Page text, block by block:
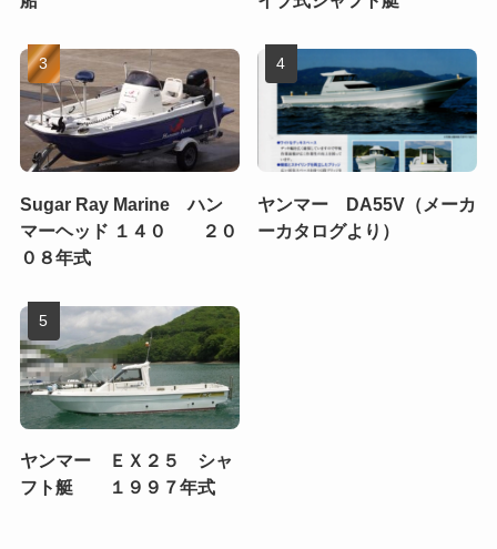
Sugar Ray Marine ハン
マーヘッド １４０ ２０
０８年式
ヤンマー DA55V（メーカ
ーカタログより）
ヤンマー ＥＸ２５ シャ
フト艇 １９９７年式